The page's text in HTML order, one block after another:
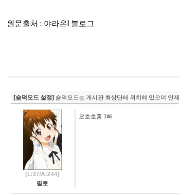
원문출처 : 야라온! 블로그
[숨덕모드 설정] 숨덕모드는 게시판 최상단에 위치해 있으며 언
[L:37/A:244]
필로
오호호홍 1빠